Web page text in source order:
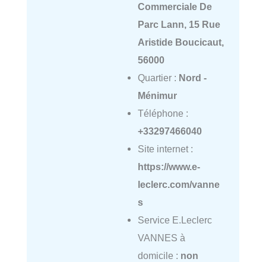
Commerciale De
Parc Lann, 15 Rue
Aristide Boucicaut,
56000
Quartier : Nord -
Ménimur
Téléphone :
+33297466040
Site internet :
https://www.e-
leclerc.com/vanne
s
Service E.Leclerc
VANNES à
domicile : non